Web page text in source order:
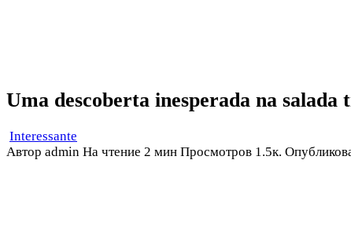
Uma descoberta inesperada na
Interessante
Автор admin На чтение 2 мин Просмотров 1.5к.